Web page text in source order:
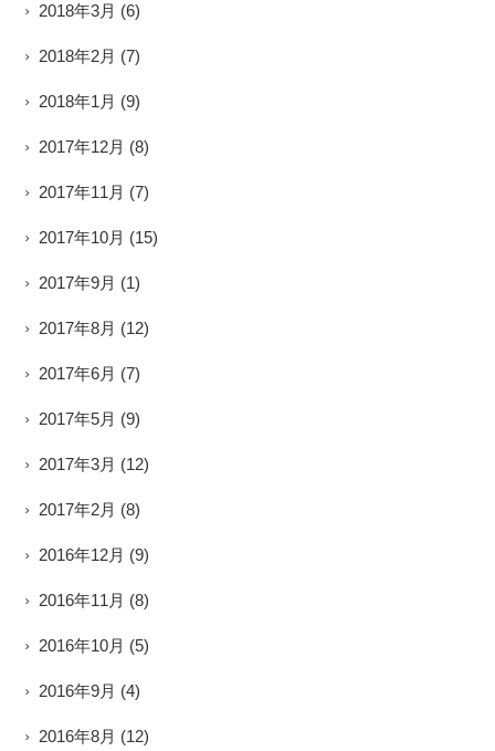
2018年3月 (6)
2018年2月 (7)
2018年1月 (9)
2017年12月 (8)
2017年11月 (7)
2017年10月 (15)
2017年9月 (1)
2017年8月 (12)
2017年6月 (7)
2017年5月 (9)
2017年3月 (12)
2017年2月 (8)
2016年12月 (9)
2016年11月 (8)
2016年10月 (5)
2016年9月 (4)
2016年8月 (12)